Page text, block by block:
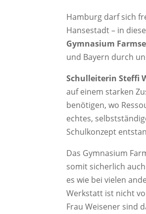
Hamburg darf sich
Hansestadt – in
Gymnasium
und Bayern durch
Schulleiterin Steffi
auf einem starken
benötigen, wo
echtes,
Schulkonzept
Das Gymnasium
somit sicherlich
es wie bei vielen
Werkstatt ist nicht
Frau Weisener sind